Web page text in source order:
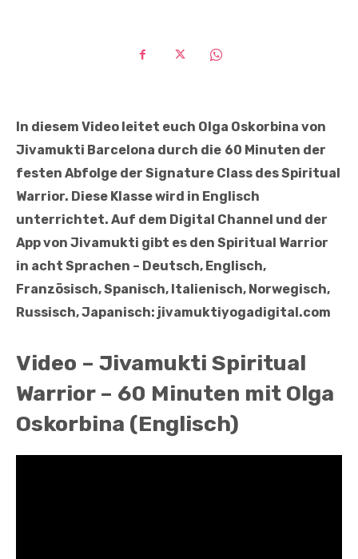
In diesem Video leitet euch Olga Oskorbina von
Jivamukti Barcelona durch die 60 Minuten der
festen Abfolge der Signature Class des Spiritual
Warrior. Diese Klasse wird in Englisch
unterrichtet. Auf dem Digital Channel und der
App von Jivamukti gibt es den Spiritual Warrior
in acht Sprachen – Deutsch, Englisch,
Französisch, Spanisch, Italienisch, Norwegisch,
Russisch, Japanisch: jivamuktiyogadigital.com
Video – Jivamukti Spiritual
Warrior – 60 Minuten mit Olga
Oskorbina (Englisch)